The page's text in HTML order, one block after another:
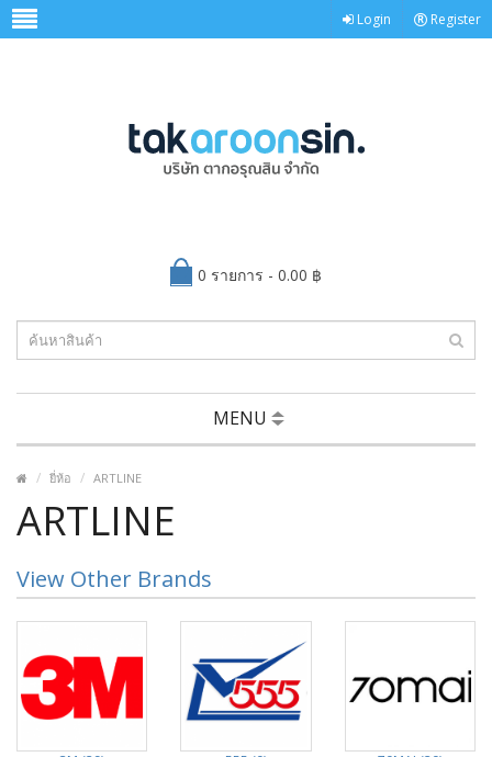
Login Register
0 รายการ - 0.00 ฿
MENU
ยี่ห้อ ARTLINE
ARTLINE
View Other Brands